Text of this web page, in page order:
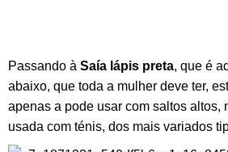
Passando à Saía lápis preta, que é
abaixo, que toda a mulher deve ter,
apenas a pode usar com saltos
usada com ténis, dos mais variados